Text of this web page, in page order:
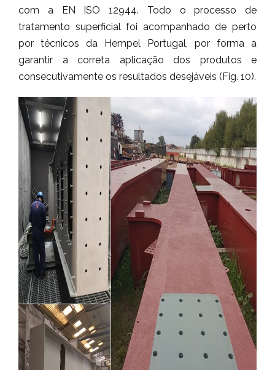
com a EN ISO 12944. Todo o processo de
tratamento superficial foi acompanhado de perto
por técnicos da Hempel Portugal, por forma a
garantir a correta aplicação dos produtos e
consecutivamente os resultados desejáveis (Fig. 10).